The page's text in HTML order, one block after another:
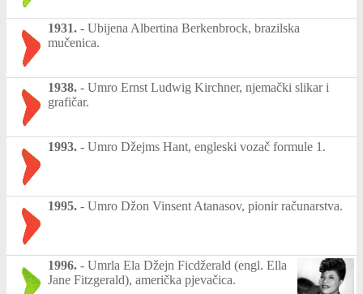
1931. - Ubijena Albertina Berkenbrock, brazilska
mučenica.
1938. - Umro Ernst Ludwig Kirchner, njemački slikar i
grafičar.
1993. - Umro Džejms Hant, engleski vozač formule 1.
1995. - Umro Džon Vinsent Atanasov, pionir računarstva.
1996. - Umrla Ela Džejn Ficdžerald (engl. Ella
Jane Fitzgerald), američka pjevačica.